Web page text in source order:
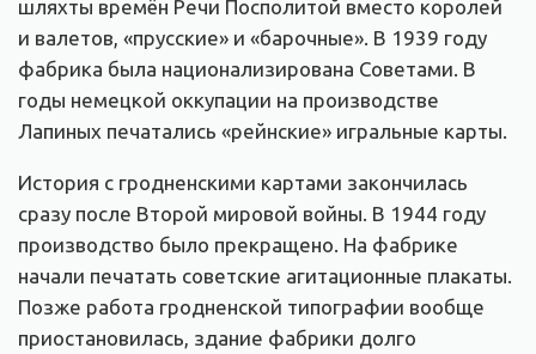
шляхты времён Речи Посполитой вместо королей
и валетов, «прусские» и «барочные». В 1939 году
фабрика была национализирована Cоветами. В
годы немецкой оккупации на производстве
Лапиных печатались «рейнские» игральные карты.
История с гродненскими картами закончилась
сразу после Второй мировой войны. В 1944 году
производство было прекращено. На фабрике
начали печатать советские агитационные плакаты.
Позже работа гродненской типографии вообще
приостановилась, здание фабрики долго